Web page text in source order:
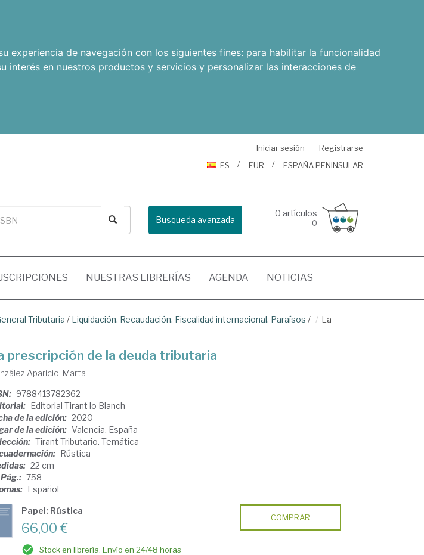
experiencia de navegación con los siguientes fines: para habilitar la funcionalidad
interés en nuestros productos y servicios y personalizar las interacciones de
Iniciar sesión
Registrarse
ES
EUR ESPAÑA PENINSULAR
Busqueda avanzada
0 artículos
0
NUESTRAS LIBRERÍAS AGENDA NOTICIAS
Tributaria / Liquidación. Recaudación. Fiscalidad internacional. Paraísos /
La
prescripción de la deuda tributaria
Aparicio, Marta
9788413782362
Editorial Tirant lo Blanch
de la edición: 2020
de la edición: Valencia. España
Tirant Tributario. Temática
Rústica
22 cm
Pág.: 758
Español
Papel: Rústica
66,00 €
Stock en librería. Envío en 24/48 horas
COMPRAR